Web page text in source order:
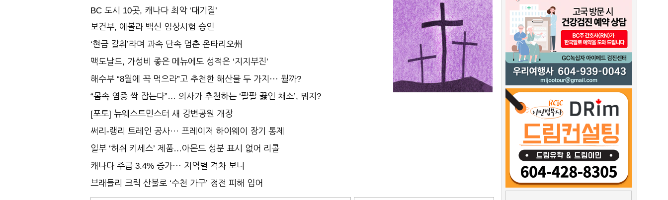
BC 도시 10곳, 캐나다 최악 ‘대기질’
보건부, 에볼라 백신 임상시험 승인
‘현금 갈취’라며 과속 단속 멈춘 온타리오州
맥도날드, 가성비 좋은 메뉴에도 성적은 ‘지지부진’
해수부 “8월에 꼭 먹으라”고 추천한 해산물 두 가지··· 뭘까?
“몸속 염증 싹 잡는다”… 의사가 추천하는 ‘팔팔 끓인 채소’, 뭐지?
[포토] 뉴웨스트민스터 새 강변공원 개장
써리-랭리 트레인 공사··· 프레이저 하이웨이 장기 통제
일부 ‘허쉬 키세스’ 제품…아몬드 성분 표시 없어 리콜
캐나다 주급 3.4% 증가··· 지역별 격차 보니
브래들리 크릭 산불로 ‘수천 가구’ 정전 피해 입어